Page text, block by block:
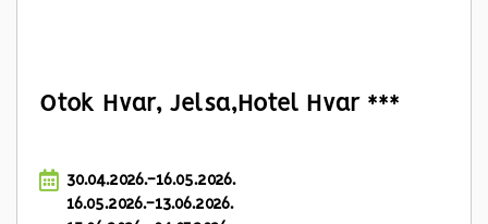
Otok Hvar, Jelsa,Hotel Hvar ***
30.04.2026.-16.05.2026.
16.05.2026.-13.06.2026.